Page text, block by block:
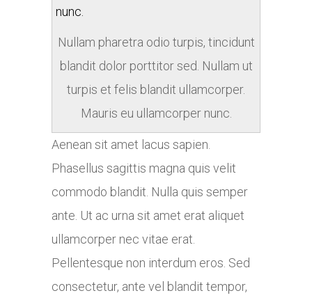
Nullam pharetra odio turpis, tincidunt
blandit dolor porttitor sed. Nullam ut
turpis et felis blandit ullamcorper.
Mauris eu ullamcorper nunc.
Aenean sit amet lacus sapien.
Phasellus sagittis magna quis velit
commodo blandit. Nulla quis semper
ante. Ut ac urna sit amet erat aliquet
ullamcorper nec vitae erat.
Pellentesque non interdum eros. Sed
consectetur, ante vel blandit tempor,